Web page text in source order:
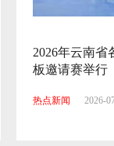
2026年云南省
板邀请赛举行
热点新闻 2026-